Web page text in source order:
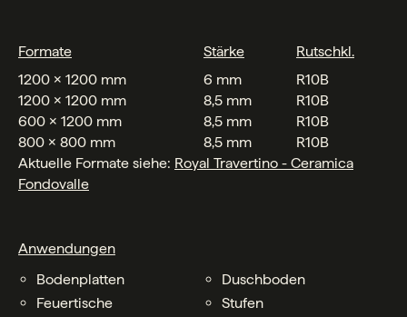
Formate Stärke
Rutschkl.
1200 x 1200 mm
6 mm
R10B
1200 x 1200 mm
8,5 mm
R10B
600 x 1200 mm
8,5 mm
R10B
800 x 800 mm
8,5 mm
R10B
Aktuelle Formate siehe: Royal Travertino - Ceramica
Fondovalle
Anwendungen
Bodenplatten
Duschboden
Feuertische
Stufen